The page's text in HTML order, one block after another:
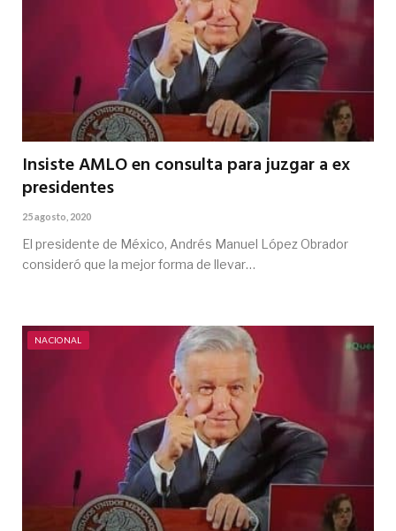
Insiste AMLO en consulta para juzgar a ex
presidentes
25 agosto, 2020
El presidente de México, Andrés Manuel López Obrador
consideró que la mejor forma de llevar…
NACIONAL